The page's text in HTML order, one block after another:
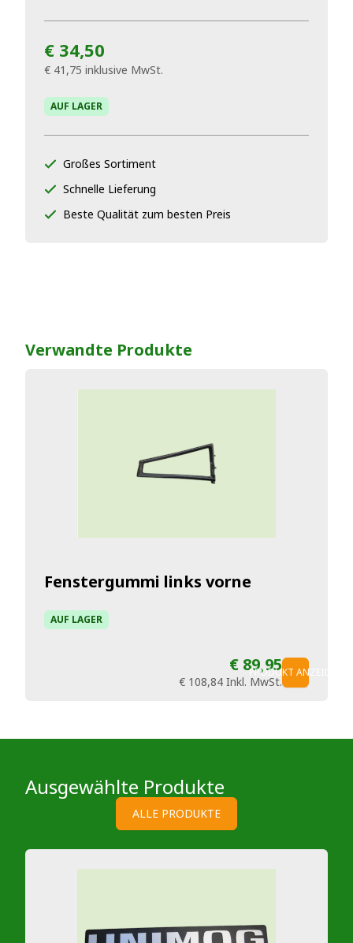
€ 34,50
€ 41,75 inklusive MwSt.
AUF LAGER
Großes Sortiment
Schnelle Lieferung
Beste Qualität zum besten Preis
Verwandte Produkte
Fenstergummi links vorne
AUF LAGER
€ 89,95
€ 108,84 Inkl. MwSt.
PRODUKT ANZEIGEN
Ausgewählte Produkte
ALLE PRODUKTE